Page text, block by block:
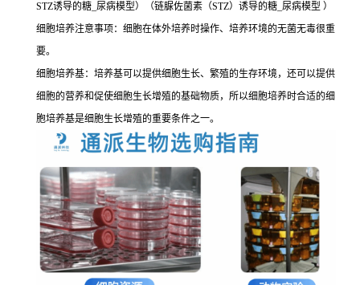
STZ诱导的糖_尿病模型）（链脲佐菌素（STZ）诱导的糖_尿病模型 ）
细胞培养注意事项：细胞在体外培养时操作、培养环境的无菌无毒很重
要。
细胞培养基：培养基可以提供细胞生长、繁殖的生存环境，还可以提供
细胞的营养和促使细胞生长增殖的基础物质，所以细胞培养时合适的细
胞培养基是细胞生长增殖的重要条件之一。